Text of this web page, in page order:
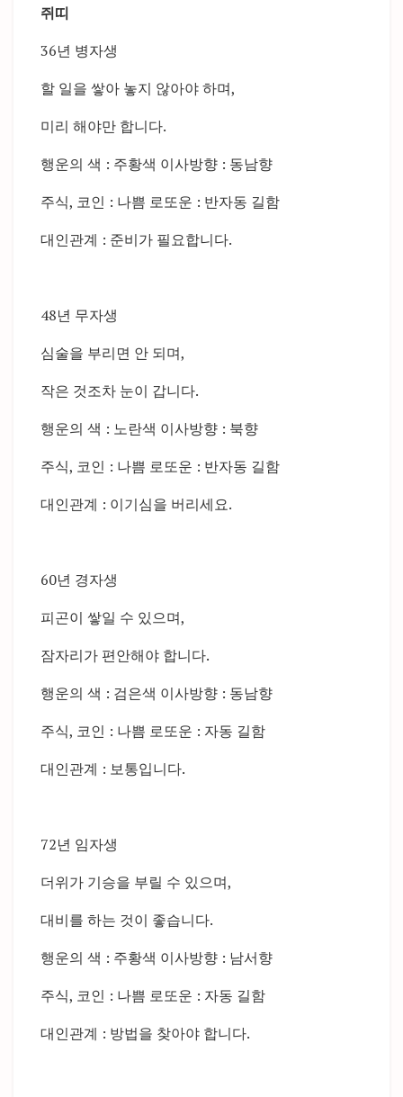
쥐띠
36년 병자생
할 일을 쌓아 놓지 않아야 하며,
미리 해야만 합니다.
행운의 색 : 주황색 이사방향 : 동남향
주식, 코인 : 나쁨 로또운 : 반자동 길함
대인관계 : 준비가 필요합니다.
48년 무자생
심술을 부리면 안 되며,
작은 것조차 눈이 갑니다.
행운의 색 : 노란색 이사방향 : 북향
주식, 코인 : 나쁨 로또운 : 반자동 길함
대인관계 : 이기심을 버리세요.
60년 경자생
피곤이 쌓일 수 있으며,
잠자리가 편안해야 합니다.
행운의 색 : 검은색 이사방향 : 동남향
주식, 코인 : 나쁨 로또운 : 자동 길함
대인관계 : 보통입니다.
72년 임자생
더위가 기승을 부릴 수 있으며,
대비를 하는 것이 좋습니다.
행운의 색 : 주황색 이사방향 : 남서향
주식, 코인 : 나쁨 로또운 : 자동 길함
대인관계 : 방법을 찾아야 합니다.